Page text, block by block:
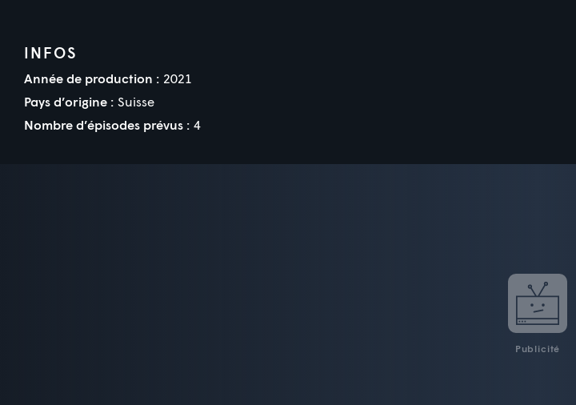
INFOS
Année de production : 2021
Pays d’origine : Suisse
Nombre d’épisodes prévus : 4
Publicité